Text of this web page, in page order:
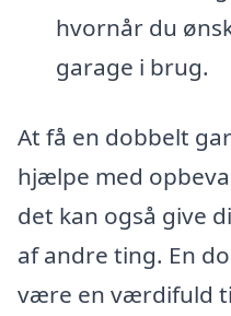
hvornår du
garage i brug.
At få en dobbelt
hjælpe med
det kan også give
af andre ting. En
være en værdifuld